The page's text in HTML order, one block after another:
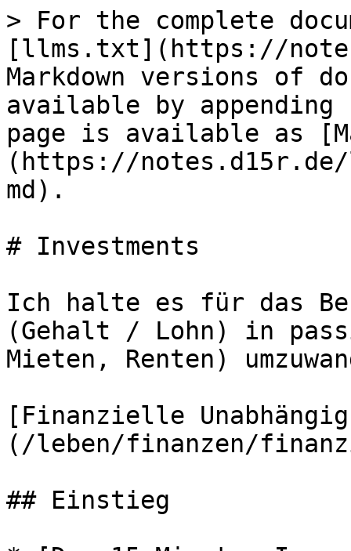
> For the complete
[llms.txt](https://
Markdown versions of
available by
page is available as
(https://notes.d15r.de/
md).
# Investments
Ich halte es für das
(Gehalt / Lohn) in
Mieten, Renten)
[Finanzielle
(/leben/finanzen/
## Einstieg